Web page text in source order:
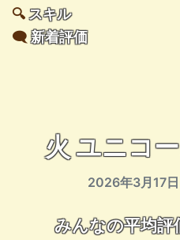
🔍スキル
🗨️新着評価
火 ユニコ
2026年3月17
みんなの平均評